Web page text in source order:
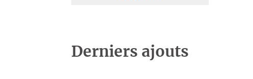
Derniers ajouts